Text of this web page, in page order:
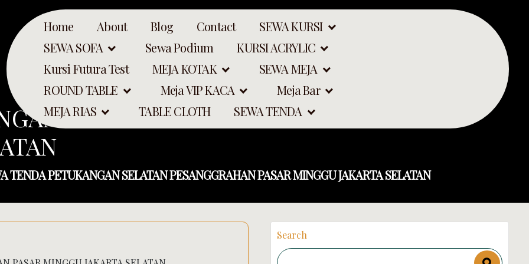
Home About Blog Contact
SEWA KURSI
SEWA SOFA
Sewa Podium
KURSI ACRYLIC
Kursi Futura Test
MEJA KOTAK
SEWA MEJA
ROUND TABLE
Meja VIP KACA
Meja Bar
MEJA RIAS
TABLE CLOTH SEWA TENDA
SELATAN PESANGGRAHAN PASAR
TENDA PETUKANGAN SELATAN PESANGGRAHAN PASAR MINGGU JAKARTA SELATAN
Search